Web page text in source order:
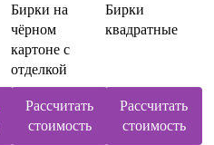
Бирки на
чёрном
картоне с
отделкой
Рассчитать
стоимость
Бирки
квадратные
Рассчитать
стоимость